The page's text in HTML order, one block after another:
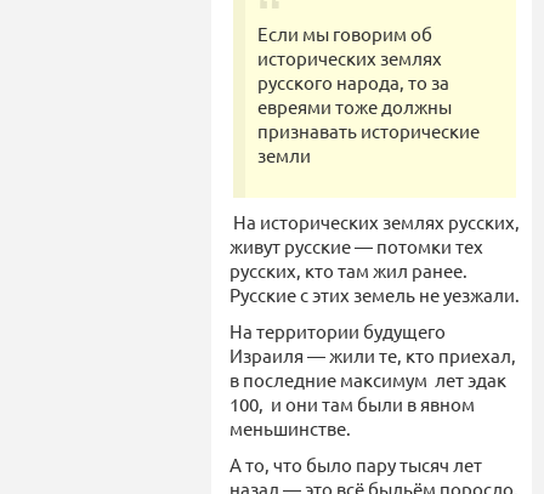
Если мы говорим об
исторических землях
русского народа, то за
евреями тоже должны
признавать исторические
земли
На исторических землях русских,
живут русские — потомки тех
русских, кто там жил ранее.
Русские с этих земель не уезжали.
На территории будущего
Израиля — жили те, кто приехал,
в последние максимум лет эдак
100, и они там были в явном
меньшинстве.
А то, что было пару тысяч лет
назад — это всё быльём поросло.